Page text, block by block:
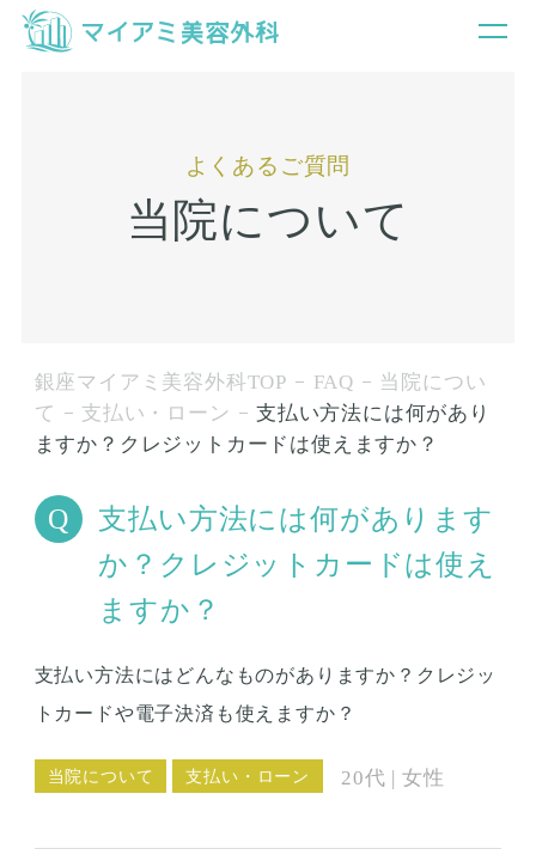
よくあるご質問
当院について
銀座マイアミ美容外科TOP FAQ
当院につい
て
支払い・ローン
支払い方法には何があり
ますか？クレジットカードは使えますか？
支払い方法には何があります
か？クレジットカードは使え
ますか？
支払い方法にはどんなものがありますか？クレジッ
トカードや電子決済も使えますか？
当院について 支払い・ローン 20代 | 女性